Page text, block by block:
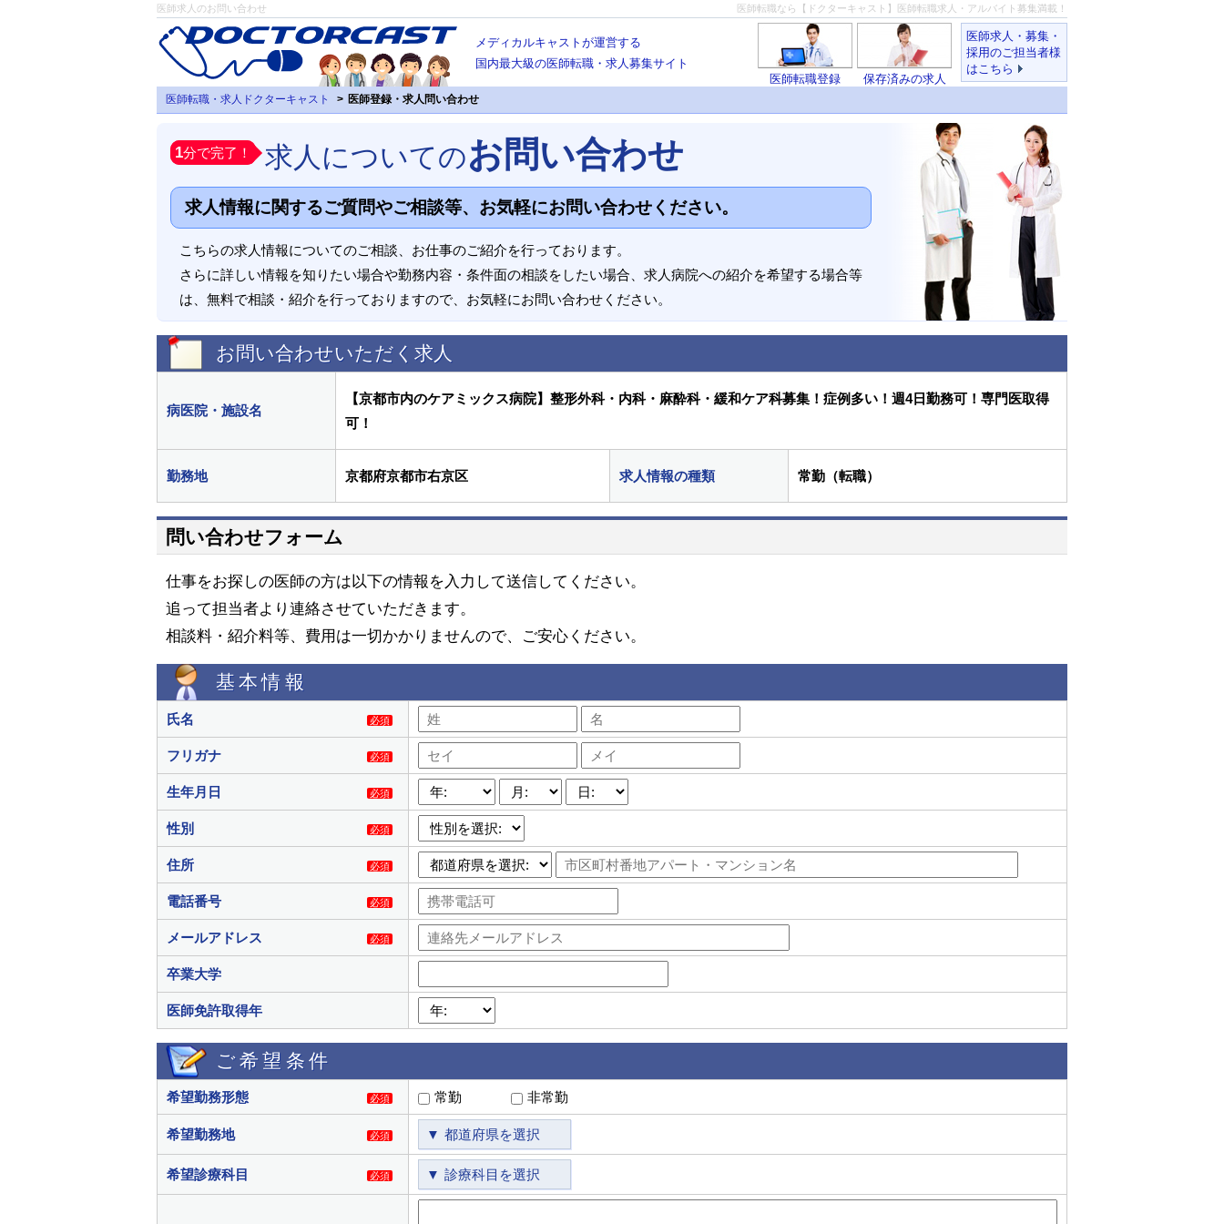
医師求人のお問い合わせ 医師転職なら【ドクターキャスト】医師転職求人・アルバイト募集満載！
メディカルキャストが運営する
国内最大級の医師転職・求人募集サイト
医師求人・募集・
採用のご担当者様
はこちら
保存済みの求人
医師転職登録
医師転職・求人ドクターキャスト 医師登録・求人問い合わせ
1分で完了！ 求人についてのお問い合わせ
求人情報に関するご質問やご相談等、お気軽にお問い合わせください。
こちらの求人情報についてのご相談、お仕事のご紹介を行っております。
さらに詳しい情報を知りたい場合や勤務内容・条件面の相談をしたい場合、求人病院への紹介を希望する場合等
は、無料で相談・紹介を行っておりますので、お気軽にお問い合わせください。
お問い合わせいただく求人
病医院・施設名
【京都市内のケアミックス病院】整形外科・内科・麻酔科・緩和ケア科募集！症例多い！週4日勤務可！専門医取得
可！
勤務地 京都府京都市右京区 求人情報の種類 常勤（転職）
問い合わせフォーム
仕事をお探しの医師の方は以下の情報を入力して送信してください。
追って担当者より連絡させていただきます。
相談料・紹介料等、費用は一切かかりませんので、ご安心ください。
基本情報
氏名 必須
フリガナ 必須
生年月日 必須
性別 必須
住所 必須
電話番号 必須
メールアドレス 必須
卒業大学
医師免許取得年
ご希望条件
希望勤務形態 必須 常勤 非常勤
希望勤務地 必須 都道府県を選択
希望診療科目 必須 診療科目を選択